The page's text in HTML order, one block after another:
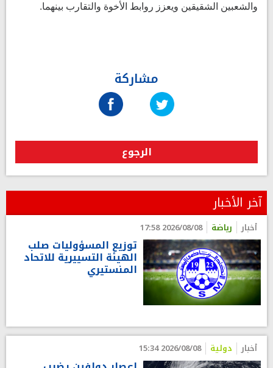
والشعبين الشقيقين ويعزز روابط الأخوة والتقارب بينهما.
مشاركة
الرجوع
آخر الأخبار
أخبار رياضة 2026/08/08 17:58
توزيع المسؤوليات صلب
الهيئة التسييرية للاتحاد
المنستيري
أخبار دولية 2026/08/08 15:34